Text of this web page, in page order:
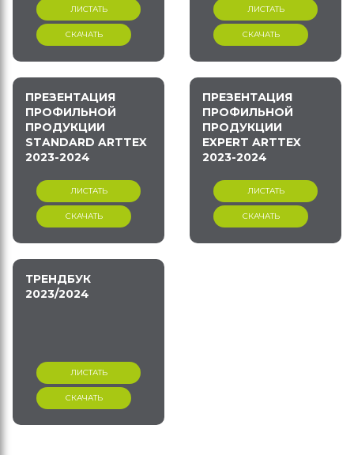
ЛИСТАТЬ
СКАЧАТЬ
ЛИСТАТЬ
СКАЧАТЬ
ПРЕЗЕНТАЦИЯ
ПРОФИЛЬНОЙ
ПРОДУКЦИИ
STANDARD ARTTEX
2023-2024
ЛИСТАТЬ
СКАЧАТЬ
ПРЕЗЕНТАЦИЯ
ПРОФИЛЬНОЙ
ПРОДУКЦИИ
EXPERT ARTTEX
2023-2024
ЛИСТАТЬ
СКАЧАТЬ
ТРЕНДБУК
2023/2024
ЛИСТАТЬ
СКАЧАТЬ